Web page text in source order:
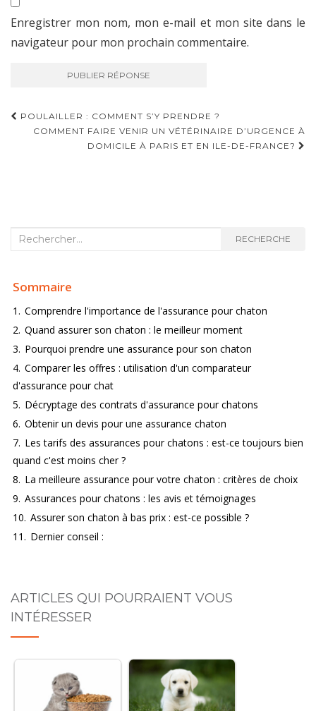
Enregistrer mon nom, mon e-mail et mon site dans le
navigateur pour mon prochain commentaire.
NAVIGATION D'ARTICLE
POULAILLER : COMMENT S’Y PRENDRE ?
COMMENT FAIRE VENIR UN VÉTÉRINAIRE D’URGENCE À
DOMICILE À PARIS ET EN ILE-DE-FRANCE?
Recherche : RECHERCHE
Sommaire
1. Comprendre l'importance de l'assurance pour chaton
2. Quand assurer son chaton : le meilleur moment
3. Pourquoi prendre une assurance pour son chaton
4. Comparer les offres : utilisation d'un comparateur
d'assurance pour chat
5. Décryptage des contrats d'assurance pour chatons
6. Obtenir un devis pour une assurance chaton
7. Les tarifs des assurances pour chatons : est-ce toujours bien
quand c'est moins cher ?
8. La meilleure assurance pour votre chaton : critères de choix
9. Assurances pour chatons : les avis et témoignages
10. Assurer son chaton à bas prix : est-ce possible ?
11. Dernier conseil :
ARTICLES QUI POURRAIENT VOUS
INTÉRESSER